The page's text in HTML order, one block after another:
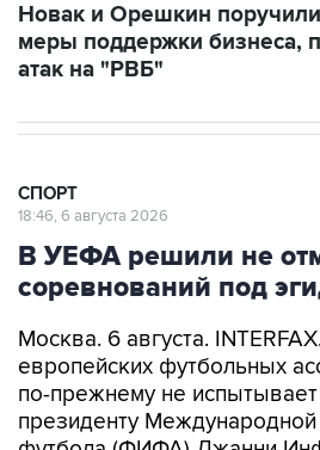
Новак и Орешкин поручили
меры поддержки бизнеса,
атак на "РВБ"
СПОРТ
18:46, 6 августа 2026
В УЕФА решили не
соревнований под
Москва. 6 августа.
европейских футбольных
по-прежнему не
президенту